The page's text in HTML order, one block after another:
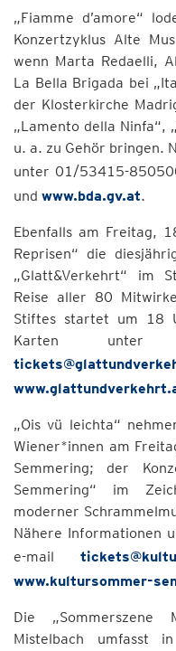
„Fiamme d’amore“
Konzertzyklus Alte
wenn Marta Redaelli,
La Bella Brigada bei
der Klosterkirche
„Lamento della Ninfa“,
u. a. zu Gehör bringen.
unter 01/53415-
und www.bda.gv.at.
Ebenfalls am Freitag,
Reprisen“ die
„Glatt&Verkehrt“ im
Reise aller 80
Stiftes startet um 18
Karten unter
„Ois vü leichta“
Wiener*innen am
Semmering; der
Semmering“ im
moderner
Nähere Informationen
e-mail
www.kultursommer-
Die „Sommerszene
Mistelbach umfasst